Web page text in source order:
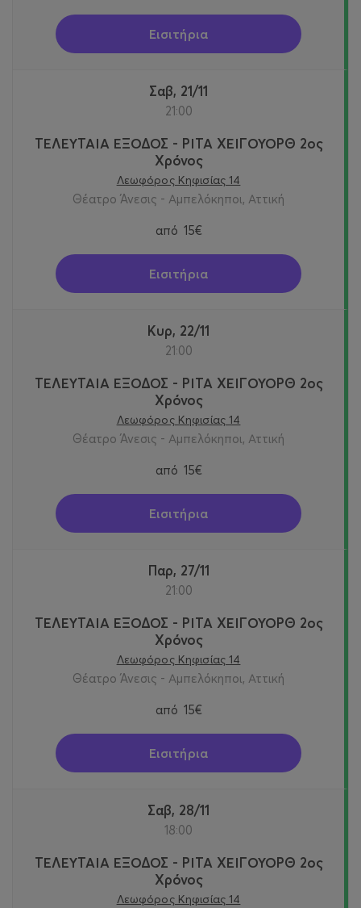
Εισιτήρια
Σαβ, 21/11
21:00
ΤΕΛΕΥΤΑΙΑ ΕΞΟΔΟΣ - ΡΙΤΑ ΧΕΙΓΟΥΟΡΘ 2oς
Χρόνος
Λεωφόρος Κηφισίας 14
Θέατρο Άνεσις - Αμπελόκηποι, Αττική
από 15€
Εισιτήρια
Κυρ, 22/11
21:00
ΤΕΛΕΥΤΑΙΑ ΕΞΟΔΟΣ - ΡΙΤΑ ΧΕΙΓΟΥΟΡΘ 2oς
Χρόνος
Λεωφόρος Κηφισίας 14
Θέατρο Άνεσις - Αμπελόκηποι, Αττική
από 15€
Εισιτήρια
Παρ, 27/11
21:00
ΤΕΛΕΥΤΑΙΑ ΕΞΟΔΟΣ - ΡΙΤΑ ΧΕΙΓΟΥΟΡΘ 2oς
Χρόνος
Λεωφόρος Κηφισίας 14
Θέατρο Άνεσις - Αμπελόκηποι, Αττική
από 15€
Εισιτήρια
Σαβ, 28/11
18:00
ΤΕΛΕΥΤΑΙΑ ΕΞΟΔΟΣ - ΡΙΤΑ ΧΕΙΓΟΥΟΡΘ 2oς
Χρόνος
Λεωφόρος Κηφισίας 14